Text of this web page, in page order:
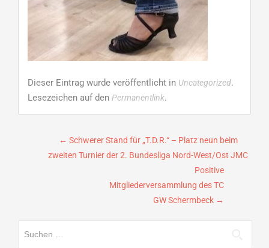
Dieser Eintrag wurde veröffentlicht in Uncategorized.
Lesezeichen auf den Permanentlink.
Beitragsnavigation
← Schwerer Stand für „T.D.R.“ – Platz neun beim
zweiten Turnier der 2. Bundesliga Nord-West/Ost JMC
Positive
Mitgliederversammlung des TC
GW Schermbeck →